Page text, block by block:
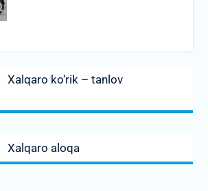
Previous
post:
Xalqaro ko‘rik – tanlov
Next
post:
Xalqaro aloqa